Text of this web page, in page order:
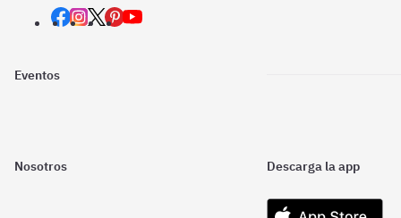
Eventos
Nosotros Descarga la app